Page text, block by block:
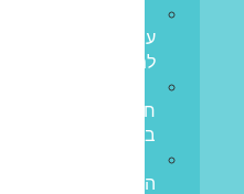
עצמי
למשכנתא
חוץ
בנקאית
הלוואות